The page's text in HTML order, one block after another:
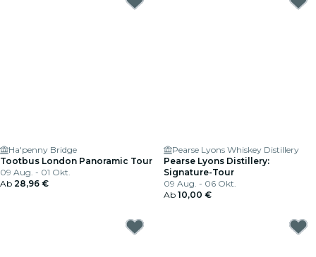
Ha'penny Bridge
Tootbus London Panoramic Tour
09 Aug. - 01 Okt.
Ab 28,96 €
Pearse Lyons Whiskey Distillery
Pearse Lyons Distillery:
Signature-Tour
09 Aug. - 06 Okt.
Ab 10,00 €